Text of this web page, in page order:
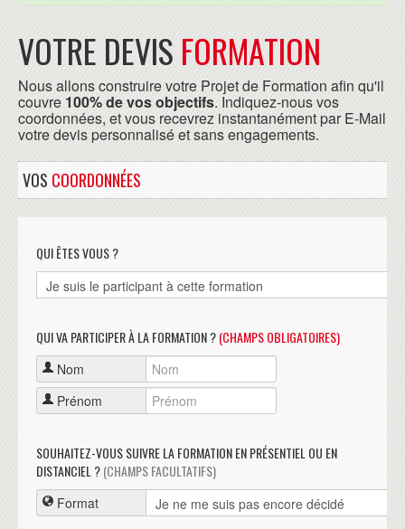
VOTRE DEVIS FORMATION
Nous allons construire votre Projet de Formation afin qu'il
couvre 100% de vos objectifs. Indiquez-nous vos
coordonnées, et vous recevrez instantanément par E-Mail
votre devis personnalisé et sans engagements.
VOS COORDONNÉES
QUI ÊTES VOUS ?
QUI VA PARTICIPER À LA FORMATION ?(CHAMPS OBLIGATOIRES)
Nom
Prénom
SOUHAITEZ-VOUS SUIVRE LA FORMATION EN PRÉSENTIEL OU EN
DISTANCIEL ?(CHAMPS FACULTATIFS)
Format